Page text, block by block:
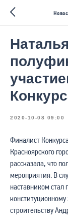
2020-10-08 09:00
Финалист
Красноярского
рассказала, что
мероприятия. В
наставником
конституционному
строительству